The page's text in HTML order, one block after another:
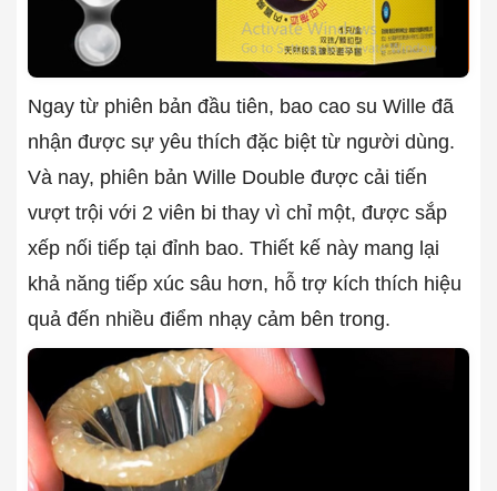
Ngay từ phiên bản đầu tiên, bao cao su Wille đã
nhận được sự yêu thích đặc biệt từ người dùng.
Và nay, phiên bản Wille Double được cải tiến
vượt trội với 2 viên bi thay vì chỉ một, được sắp
xếp nối tiếp tại đỉnh bao. Thiết kế này mang lại
khả năng tiếp xúc sâu hơn, hỗ trợ kích thích hiệu
quả đến nhiều điểm nhạy cảm bên trong.